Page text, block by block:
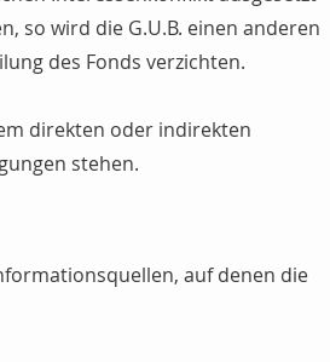
so wird die G.U.B. einen anderen
des Fonds verzichten.
direkten oder indirekten
stehen.
auf denen die